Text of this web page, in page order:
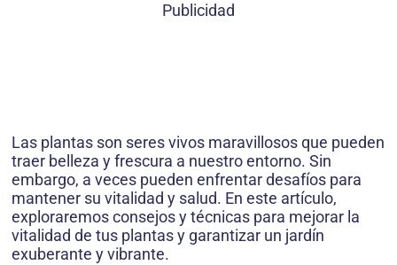
Publicidad
Las plantas son seres vivos maravillosos que pueden
traer belleza y frescura a nuestro entorno. Sin
embargo, a veces pueden enfrentar desafíos para
mantener su vitalidad y salud. En este artículo,
exploraremos consejos y técnicas para mejorar la
vitalidad de tus plantas y garantizar un jardín
exuberante y vibrante.